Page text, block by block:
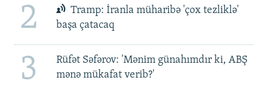
2
Tramp: İranla müharibə 'çox tezliklə'
başa çatacaq
3
Rüfət Səfərov: 'Mənim günahımdır ki, ABŞ
mənə mükafat verib?'